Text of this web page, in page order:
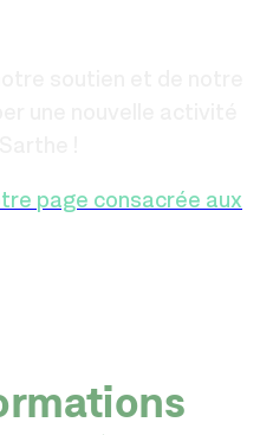
page consacrée aux